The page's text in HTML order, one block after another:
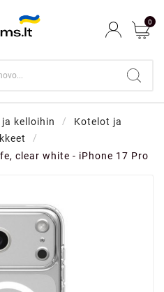
0
kelloihin
Kotelot ja
clear white - iPhone 17 Pro